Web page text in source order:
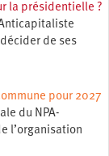
la présidentielle ?
de ses
pour 2027
du NPA-
l’organisation